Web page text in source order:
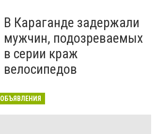
В Караганде задержали
мужчин, подозреваемых
в серии краж
велосипедов
ОБЪЯВЛЕНИЯ